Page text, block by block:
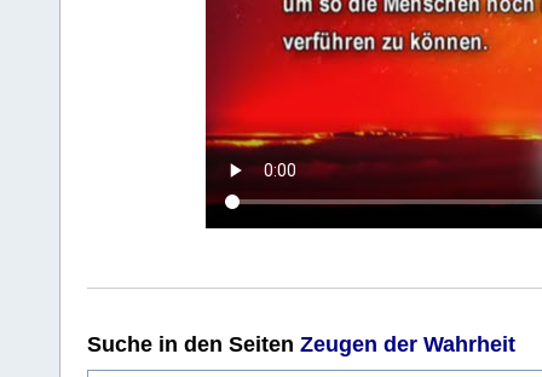
Suche in den Seiten Zeugen der Wahrheit